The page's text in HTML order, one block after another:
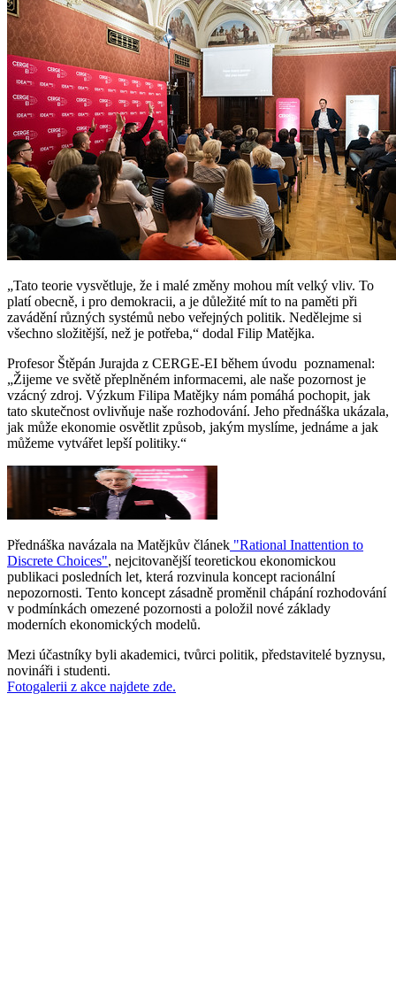
„Tato teorie vysvětluje, že i malé změny mohou mít velký vliv. To
platí obecně, i pro demokracii, a je důležité mít to na paměti při
zavádění různých systémů nebo veřejných politik. Nedělejme si
všechno složitější, než je potřeba,“ dodal Filip Matějka.
Profesor Štěpán Jurajda z CERGE-EI během úvodu poznamenal:
„Žijeme ve světě přeplněném informacemi, ale naše pozornost je
vzácný zdroj. Výzkum Filipa Matějky nám pomáhá pochopit, jak
tato skutečnost ovlivňuje naše rozhodování. Jeho přednáška ukázala,
jak může ekonomie osvětlit způsob, jakým myslíme, jednáme a jak
můžeme vytvářet lepší politiky.“
Přednáška navázala na Matějkův článek "Rational Inattention to
Discrete Choices", nejcitovanější teoretickou ekonomickou
publikaci posledních let, která rozvinula koncept racionální
nepozornosti. Tento koncept zásadně proměnil chápání rozhodování
v podmínkách omezené pozornosti a položil nové základy
moderních ekonomických modelů.
Mezi účastníky byli akademici, tvůrci politik, představitelé byznysu,
novináři i studenti.
Fotogalerii z akce najdete zde.